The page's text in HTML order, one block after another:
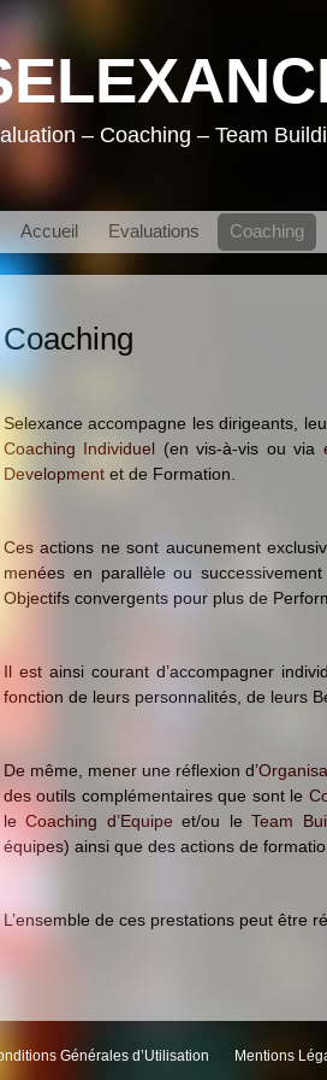
– Coaching – Team
Accueil Evaluations Coaching
Coaching
Selexance accompagne les dirigeants,
Coaching Individuel (en vis-à-vis ou via
Development et de Formation.
Ces actions ne sont aucunement
menées en parallèle ou
Objectifs convergents pour plus de
Il est ainsi courant d’accompagner
fonction de leurs personnalités, de leurs
De même, mener une réflexion d’
des outils complémentaires que sont le
leCoaching d’Equipe et/ou leTeam
équipes) ainsi que des actions de
L’ensemble de ces prestations peut être
Générales d’Utilisation Mentions